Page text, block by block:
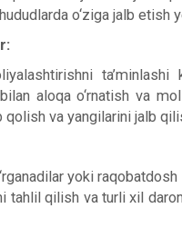
o‘ziga jalb
aloqa o‘rnatish va
va yangilarini jalb
yoki
tahlil qilish va turli xil